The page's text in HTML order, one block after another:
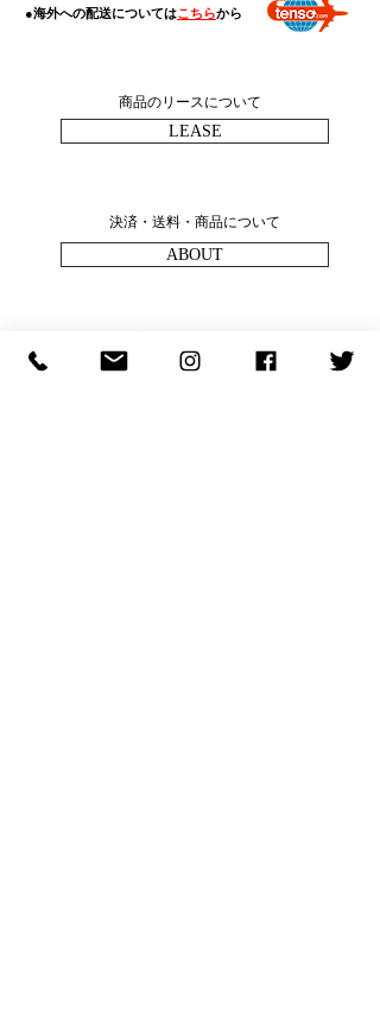
​●海外への配送についてはこちらから
商品のリースについて
LEASE
決済・送料・商品について
ABOUT
ENQULRY